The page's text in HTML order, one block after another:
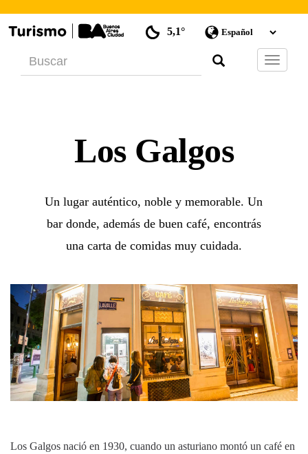
5,1°
Barra
de
Los Galgos
Un lugar auténtico, noble y memorable. Un
bar donde, además de buen café, encontrás
una carta de comidas muy cuidada.
Los Galgos nació en 1930, cuando un asturiano montó un café en